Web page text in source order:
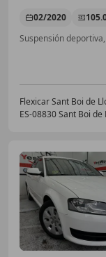
02/2020
Flexicar Sant Boi de
ES-08830 Sant Boi